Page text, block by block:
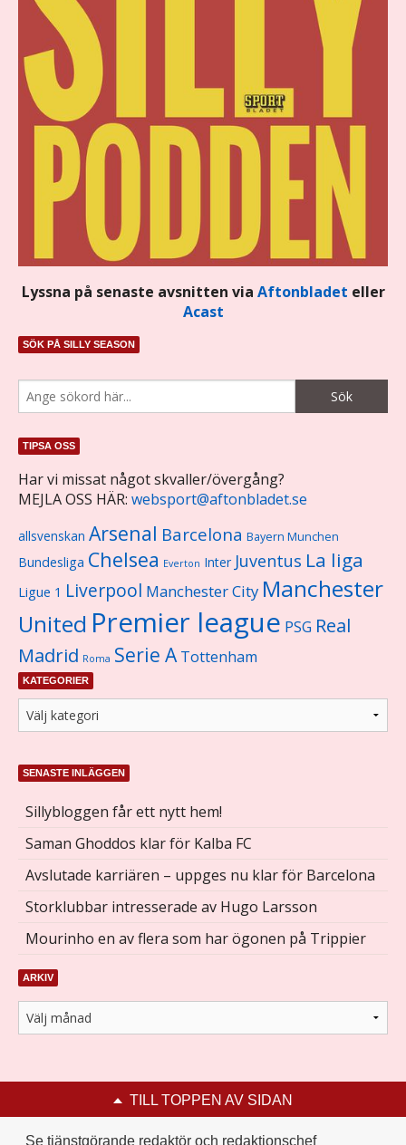
Lyssna på senaste avsnitten via Aftonbladet eller
Acast
SÖK PÅ SILLY SEASON
TIPSA OSS
Har vi missat något skvaller/övergång?
MEJLA OSS HÄR: websport@aftonbladet.se
allsvenskan Arsenal Barcelona Bayern Munchen
Bundesliga Chelsea Everton Inter Juventus La liga
Ligue 1 Liverpool Manchester City Manchester
United Premier league PSG Real
Madrid Roma Serie A Tottenham
KATEGORIER
SENASTE INLÄGGEN
Sillybloggen får ett nytt hem!
Saman Ghoddos klar för Kalba FC
Avslutade karriären – uppges nu klar för Barcelona
Storklubbar intresserade av Hugo Larsson
Mourinho en av flera som har ögonen på Trippier
ARKIV
TILL TOPPEN AV SIDAN
Se tjänstgörande redaktör och redaktionschef